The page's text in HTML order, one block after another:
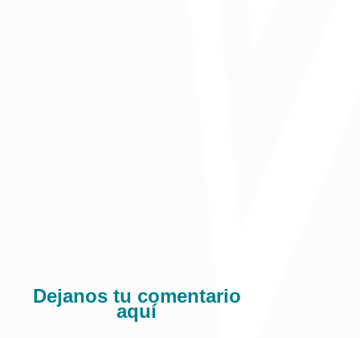
Dejanos tu comentario
aquí